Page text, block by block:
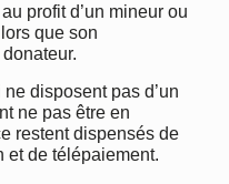
profit d’un mineur ou
que son
disposent pas d’un
ne pas être en
restent dispensés de
et de télépaiement.